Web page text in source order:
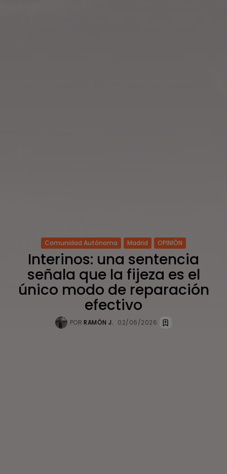
Comunidad Autónoma Madrid OPINIÓN
Interinos: una sentencia
señala que la fijeza es el
único modo de reparación
efectivo
POR RAMÓN J. 02/06/2026